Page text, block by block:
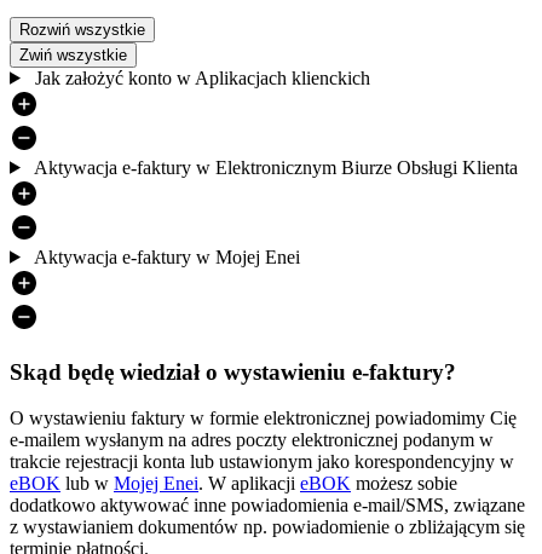
Rozwiń wszystkie
Zwiń wszystkie
Jak założyć konto w Aplikacjach klienckich
Aktywacja e-faktury w Elektronicznym Biurze Obsługi Klienta
Aktywacja e-faktury w Mojej Enei
Skąd będę wiedział o wystawieniu e-faktury?
O wystawieniu faktury w formie elektronicznej powiadomimy Cię
e-mailem wysłanym na adres poczty elektronicznej podanym w
trakcie rejestracji konta lub ustawionym jako korespondencyjny w
eBOK lub w Mojej Enei. W aplikacji eBOK możesz sobie
dodatkowo aktywować inne powiadomienia e-mail/SMS, związane
z wystawianiem dokumentów np. powiadomienie o zbliżającym się
terminie płatności.